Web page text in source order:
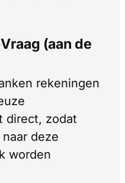
(aan de
rekeningen
direct, zodat
deze
worden